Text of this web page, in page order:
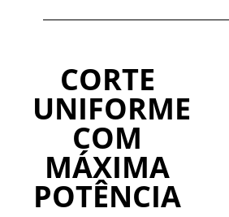
CORTE
UNIFORME
COM
MÁXIMA
POTÊNCIA